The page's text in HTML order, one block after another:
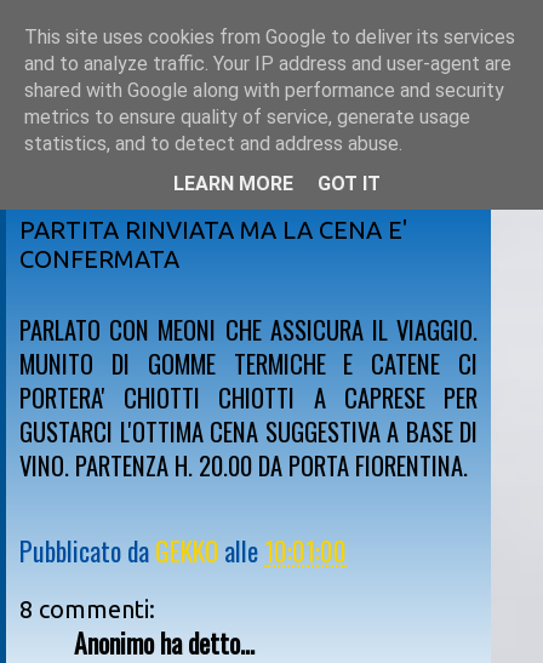
sabato 19 dicembre 2009
PARTITA RINVIATA MA LA CENA E'
CONFERMATA
PARLATO CON MEONI CHE ASSICURA IL VIAGGIO.
MUNITO DI GOMME TERMICHE E CATENE CI
PORTERA' CHIOTTI CHIOTTI A CAPRESE PER
GUSTARCI L'OTTIMA CENA SUGGESTIVA A BASE DI
VINO. PARTENZA H. 20.00 DA PORTA FIORENTINA.
Pubblicato daGEKKOalle10:01:00
8 commenti:
Anonimo ha detto...
This site uses cookies from Google to deliver its services
and to analyze traffic. Your IP address and user-agent are
shared with Google along with performance and security
metrics to ensure quality of service, generate usage
statistics, and to detect and address abuse.
LEARN MORE
GOT IT